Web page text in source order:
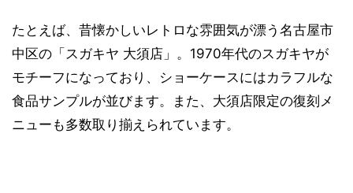
たとえば、昔懐かしいレトロな雰囲気が漂う名古屋市
中区の「スガキヤ 大須店」。1970年代のスガキヤが
モチーフになっており、ショーケースにはカラフルな
食品サンプルが並びます。また、大須店限定の復刻メ
ニューも多数取り揃えられています。